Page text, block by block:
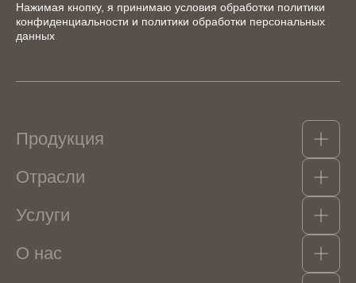
Нажимая кнопку, я принимаю условия обработки политики
конфиденциальности и политики обработки персональных
данных
Продукция
Какао-продукты
Гидроколлоиды, структурообразователи и
эмульгаторы
Консерванты и пищевые кислоты
Отрасли
Кондитерские изделия
Напитки безалкогольные
Услуги
Логистика
О нас